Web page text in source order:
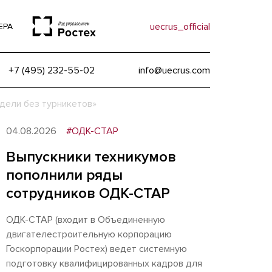
uecrus_official
+7 (495) 232-55-02 info@uecrus.com
без турникетов»
04.08.2026 #ОДК-СТАР
Выпускники техникумов
пополнили ряды
сотрудников ОДК-СТАР
ОДК-СТАР (входит в Объединенную
двигателестроительную корпорацию
Госкорпорации Ростех) ведет системную
подготовку квалифицированных кадров для